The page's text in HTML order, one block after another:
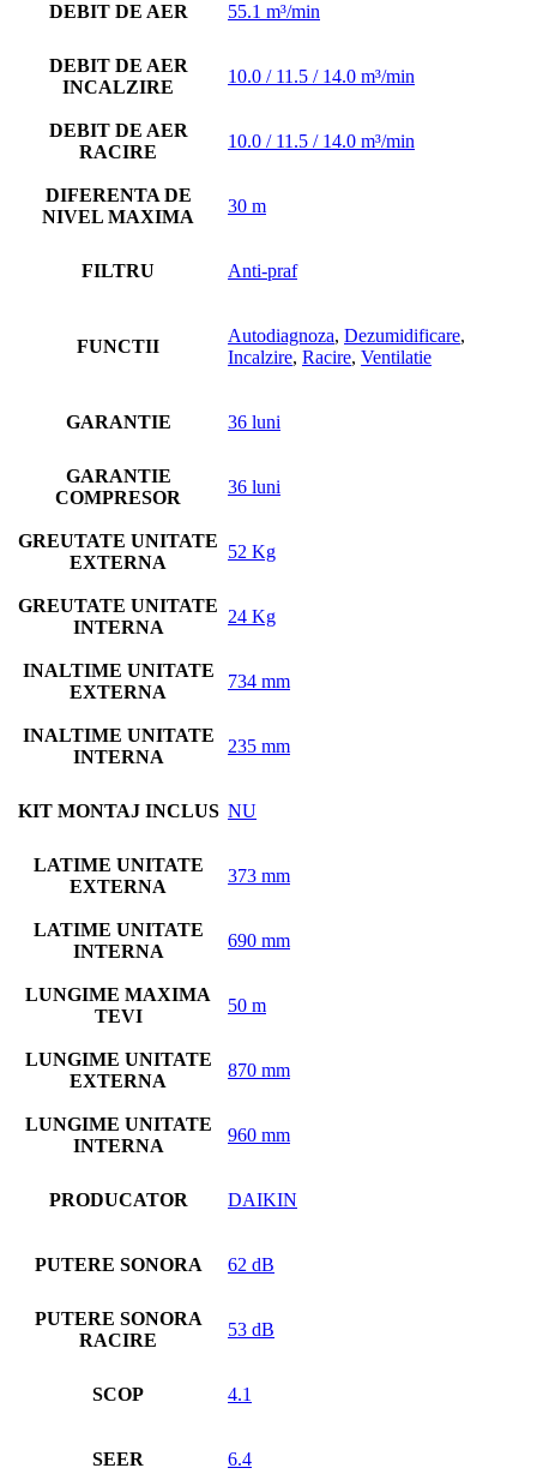
DEBIT DE AER 55.1 m³/min
DEBIT DE AER
INCALZIRE
10.0 / 11.5 / 14.0 m³/min
DEBIT DE AER
RACIRE
10.0 / 11.5 / 14.0 m³/min
DIFERENTA DE
NIVEL MAXIMA
30 m
FILTRU Anti-praf
FUNCTII
Autodiagnoza, Dezumidificare,
Incalzire, Racire, Ventilatie
GARANTIE 36 luni
GARANTIE
COMPRESOR
36 luni
GREUTATE UNITATE
EXTERNA
52 Kg
GREUTATE UNITATE
INTERNA
24 Kg
INALTIME UNITATE
EXTERNA
734 mm
INALTIME UNITATE
INTERNA
235 mm
KIT MONTAJ INCLUS NU
LATIME UNITATE
EXTERNA
373 mm
LATIME UNITATE
INTERNA
690 mm
LUNGIME MAXIMA
TEVI
50 m
LUNGIME UNITATE
EXTERNA
870 mm
LUNGIME UNITATE
INTERNA
960 mm
PRODUCATOR DAIKIN
PUTERE SONORA 62 dB
PUTERE SONORA
RACIRE
53 dB
SCOP 4.1
SEER 6.4